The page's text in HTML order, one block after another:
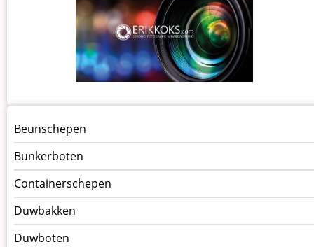
Menu
Schepen
Beunschepen
Bunkerboten
Containerschepen
Duwbakken
Duwboten